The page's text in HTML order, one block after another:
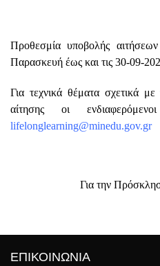
Προθεσμία υποβολής
Παρασκευή έως και τις 30-09-
Για τεχνικά θέματα σχετικά
αίτησης οι
lifelonglearning@minedu.gov.gr
Για την
ΕΠΙΚΟΙΝΩΝΙΑ